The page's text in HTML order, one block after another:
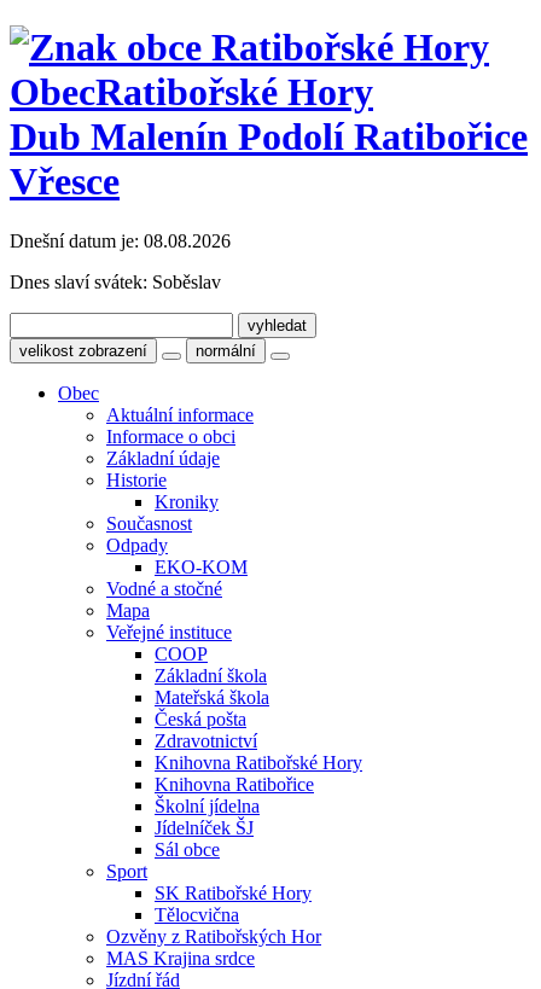
ObecRatibořské Hory
Dub Malenín Podolí Ratibořice
Vřesce
Dnešní datum je: 08.08.2026
Dnes slaví svátek: Soběslav
velikost zobrazení normální
Obec
Aktuální informace
Informace o obci
Základní údaje
Historie
Kroniky
Současnost
Odpady
EKO-KOM
Vodné a stočné
Mapa
Veřejné instituce
COOP
Základní škola
Mateřská škola
Česká pošta
Zdravotnictví
Knihovna Ratibořské Hory
Knihovna Ratibořice
Školní jídelna
Jídelníček ŠJ
Sál obce
Sport
SK Ratibořské Hory
Tělocvična
Ozvěny z Ratibořských Hor
MAS Krajina srdce
Jízdní řád